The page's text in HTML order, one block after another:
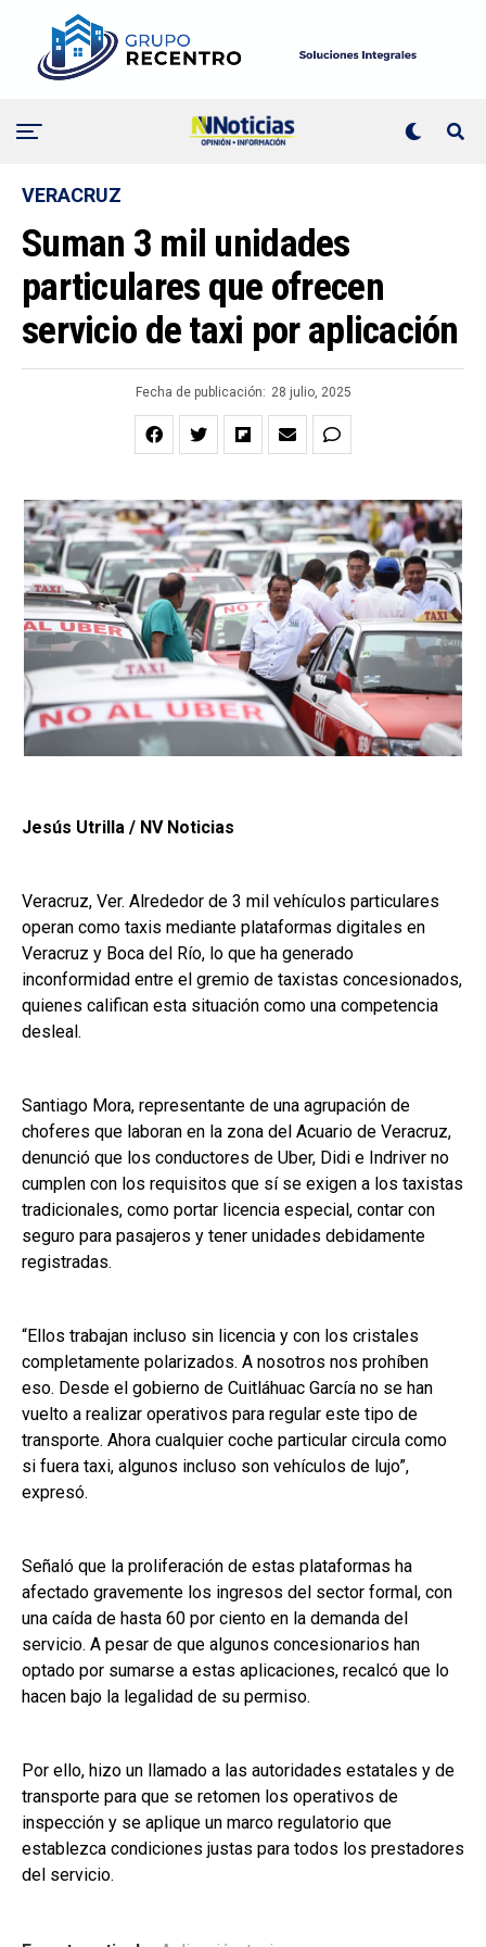
VERACRUZ
Suman 3 mil unidades
particulares que ofrecen
servicio de taxi por aplicación
Fecha de publicación: 28 julio, 2025
Jesús Utrilla / NV Noticias
Veracruz, Ver. Alrededor de 3 mil vehículos particulares
operan como taxis mediante plataformas digitales en
Veracruz y Boca del Río, lo que ha generado
inconformidad entre el gremio de taxistas concesionados,
quienes califican esta situación como una competencia
desleal.
Santiago Mora, representante de una agrupación de
choferes que laboran en la zona del Acuario de Veracruz,
denunció que los conductores de Uber, Didi e Indriver no
cumplen con los requisitos que sí se exigen a los taxistas
tradicionales, como portar licencia especial, contar con
seguro para pasajeros y tener unidades debidamente
registradas.
“Ellos trabajan incluso sin licencia y con los cristales
completamente polarizados. A nosotros nos prohíben
eso. Desde el gobierno de Cuitláhuac García no se han
vuelto a realizar operativos para regular este tipo de
transporte. Ahora cualquier coche particular circula como
si fuera taxi, algunos incluso son vehículos de lujo”,
expresó.
Señaló que la proliferación de estas plataformas ha
afectado gravemente los ingresos del sector formal, con
una caída de hasta 60 por ciento en la demanda del
servicio. A pesar de que algunos concesionarios han
optado por sumarse a estas aplicaciones, recalcó que lo
hacen bajo la legalidad de su permiso.
Por ello, hizo un llamado a las autoridades estatales y de
transporte para que se retomen los operativos de
inspección y se aplique un marco regulatorio que
establezca condiciones justas para todos los prestadores
del servicio.